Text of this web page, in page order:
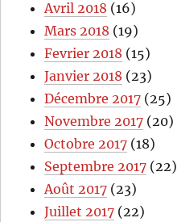
Avril 2018 (16)
Mars 2018 (19)
Fevrier 2018 (15)
Janvier 2018 (23)
Décembre 2017 (25)
Novembre 2017 (20)
Octobre 2017 (18)
Septembre 2017 (22)
Août 2017 (23)
Juillet 2017 (22)